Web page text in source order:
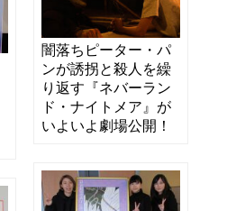
闇落ちピーター・パ
ンが誘拐と殺人を繰
り返す『ネバーラン
ド・ナイトメア』が
いよいよ劇場公開！